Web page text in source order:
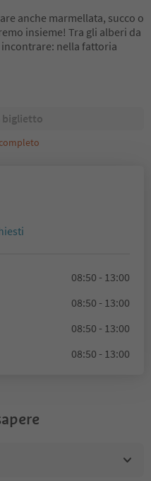
anche marmellata, succo o
insieme! Tra gli alberi da
nella fattoria
biglietto
08:50 - 13:00
08:50 - 13:00
08:50 - 13:00
08:50 - 13:00